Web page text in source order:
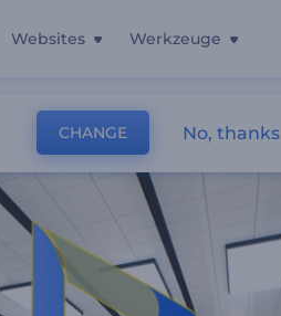
Websites Werkzeuge
CHANGE No, thanks